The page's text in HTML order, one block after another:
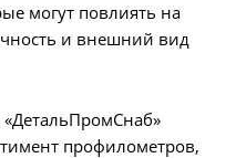
могут повлиять на
и внешний вид
профилометров,